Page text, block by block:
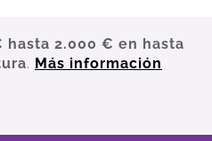
2.000 € en hasta
. Más información